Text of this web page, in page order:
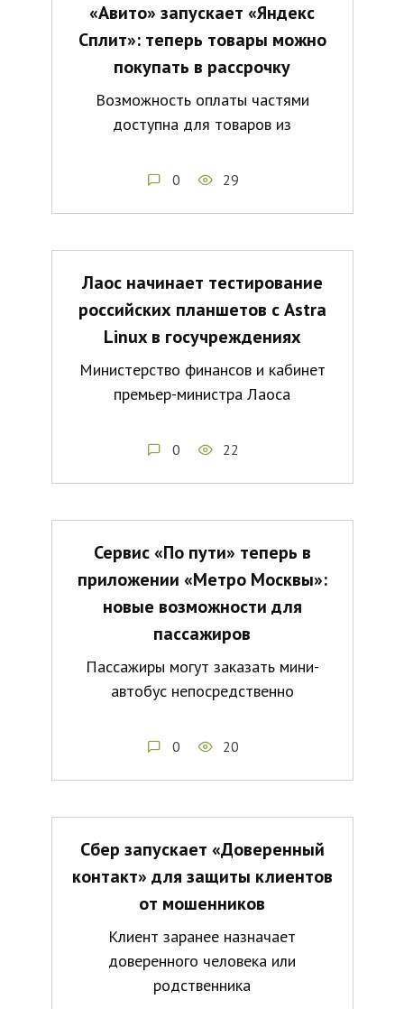
«Авито» запускает «Яндекс
Сплит»: теперь товары можно
покупать в рассрочку
Возможность оплаты частями
доступна для товаров из
0 29
Лаос начинает тестирование
российских планшетов с Astra
Linux в госучреждениях
Министерство финансов и кабинет
премьер-министра Лаоса
0 22
Сервис «По пути» теперь в
приложении «Метро Москвы»:
новые возможности для
пассажиров
Пассажиры могут заказать мини-
автобус непосредственно
0 20
Сбер запускает «Доверенный
контакт» для защиты клиентов
от мошенников
Клиент заранее назначает
доверенного человека или
родственника